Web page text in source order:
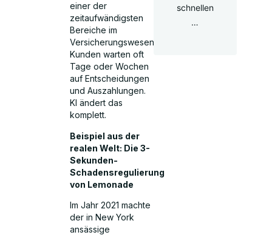
einer der
zeitaufwändigsten
Bereiche im
Versicherungswesen.
Kunden warten oft
Tage oder Wochen
auf Entscheidungen
und Auszahlungen.
KI ändert das
komplett.
Beispiel aus der
realen Welt: Die 3-
Sekunden-
Schadensregulierung
von Lemonade
Im Jahr 2021 machte
der in New York
ansässige
schnellen
…